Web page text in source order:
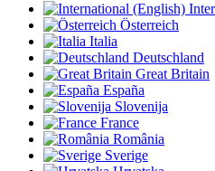
Österreich
Italia
Deutschland
Great Britain
España
Slovenija
France
România
Sverige